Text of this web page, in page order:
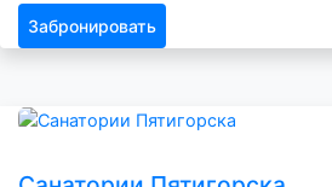
Забронировать